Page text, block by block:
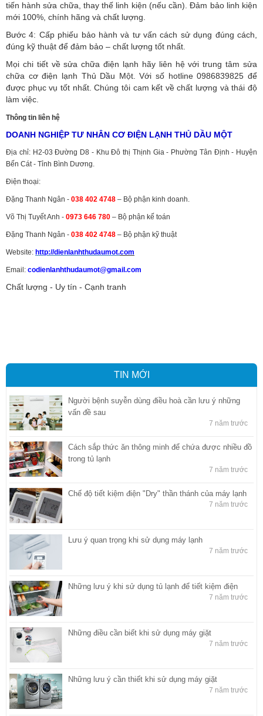
tiến hành sửa chữa, thay thế linh kiện (nếu cần). Đảm bảo linh kiện
mới 100%, chính hãng và chất lượng.
Bước 4: Cấp phiếu bảo hành và tư vấn cách sử dụng đúng cách,
đúng kỹ thuật để đảm bảo – chất lượng tốt nhất.
Mọi chi tiết về sửa chữa điện lạnh hãy liên hệ với trung tâm sửa
chữa cơ điện lạnh Thủ Dầu Một. Với số hotline 0986839825 để
được phục vụ tốt nhất. Chúng tôi cam kết về chất lượng và thái độ
làm việc.
Thông tin liên hệ
DOANH NGHIỆP TƯ NHÂN CƠ ĐIỆN LẠNH THỦ DẦU MỘT
Địa chỉ: H2-03 Đường D8 - Khu Đô thị Thịnh Gia - Phường Tân Định - Huyện
Bến Cát - Tỉnh Bình Dương.
Điện thoại:
Đặng Thanh Ngân - 038 402 4748 – Bộ phận kinh doanh.
Võ Thị Tuyết Anh - 0973 646 780 – Bộ phận kế toán
Đặng Thanh Ngân - 038 402 4748 – Bộ phận kỹ thuật
Website: http://dienlanhthudaumot.com
Email: codienlanhthudaumot@gmail.com
Chất lượng - Uy tín - Cạnh tranh
TIN MỚI
Người bệnh suyễn dùng điều hoà cần lưu ý những
vấn đề sau
7 năm trước
Cách sắp thức ăn thông minh để chứa được nhiều đồ
trong tủ lạnh
7 năm trước
Chế độ tiết kiệm điện "Dry" thần thánh của máy lạnh
7 năm trước
Lưu ý quan trọng khi sử dụng máy lạnh
7 năm trước
Những lưu ý khi sử dụng tủ lạnh để tiết kiệm điện
7 năm trước
Những điều cần biết khi sử dụng máy giặt
7 năm trước
Những lưu ý cần thiết khi sử dụng máy giặt
7 năm trước